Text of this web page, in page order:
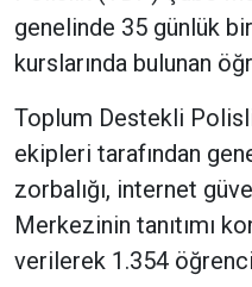
genelinde 35 günlük
kurslarında bulunan
Toplum Destekli
ekipleri tarafından
zorbalığı, internet
Merkezinin tanıtımı
verilerek 1.354